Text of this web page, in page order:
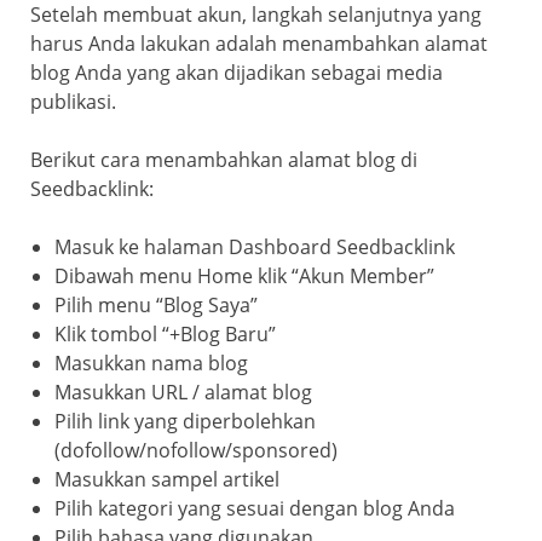
Setelah membuat akun, langkah selanjutnya yang
harus Anda lakukan adalah menambahkan alamat
blog Anda yang akan dijadikan sebagai media
publikasi.
Berikut cara menambahkan alamat blog di
Seedbacklink:
Masuk ke halaman Dashboard Seedbacklink
Dibawah menu Home klik “Akun Member”
Pilih menu “Blog Saya”
Klik tombol “+Blog Baru”
Masukkan nama blog
Masukkan URL / alamat blog
Pilih link yang diperbolehkan
(dofollow/nofollow/sponsored)
Masukkan sampel artikel
Pilih kategori yang sesuai dengan blog Anda